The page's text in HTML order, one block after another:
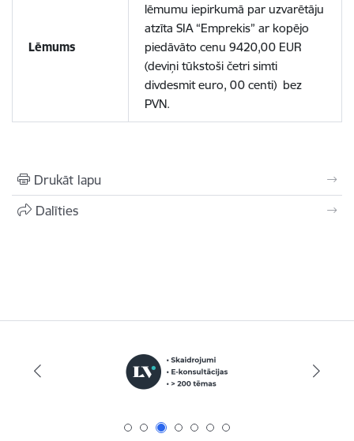
Lēmums
lēmumu iepirkumā par uzvarētāju
atzīta SIA “Emprekis” ar kopējo
piedāvāto cenu 9420,00 EUR
(deviņi tūkstoši četri simti
divdesmit euro, 00 centi) bez
PVN.
Drukāt lapu
Dalīties